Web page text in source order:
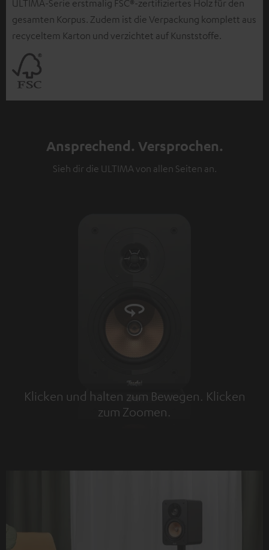
ULTIMA-Serie erstmalig FSC®-zertifiziertes Holz für den
gesamten Korpus. Zudem ist die Verpackung komplett aus
recyceltem Karton und verzichtet auf Kunststoffe.
Ansprechend. Versprochen.
Sieh dir die ULTIMA von allen Seiten an.
Klicken und halten zum Bewegen. Klicken
zum Zoomen.
Tap to zoom